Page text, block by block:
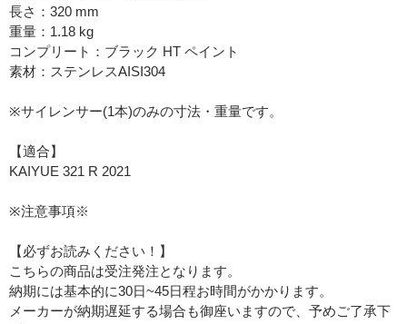
長さ：320 mm
重量：1.18 kg
コンプリート：ブラック HT ペイント
素材：ステンレスAISI304
※サイレンサー(1本)のみの寸法・重量です。
【適合】
KAIYUE 321 R 2021
※注意事項※
【必ずお読みください！】
こちらの商品は受注発注となります。
納期には基本的に30日~45日程お時間がかかります。
メーカーが納期遅延する場合も御座いますので、予めご了承下